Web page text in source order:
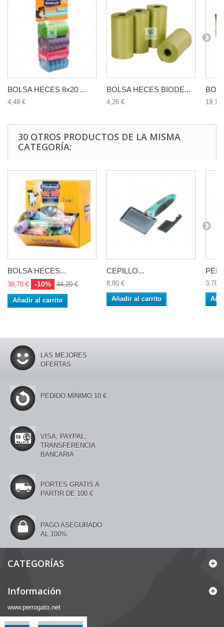
BOLSA HECES 8x20 ...
4,49 €
BOLSA HECES BIODE...
4,26 € 19,10
30 OTROS PRODUCTOS DE LA MISMA
CATEGORÍA:
BOLSA HECES...
39,78 € -10% 44,20 €
Añadir al carrito
CEPILLO...
8,80 €
Añadir al carrito
3,70 €
LAS MEJORES
OFERTAS
PEDIDO MÍNIMO 10 €
VISA, PAYPAL,
TRANSFERENCIA
BANCARIA
PORTES GRATIS A
PARTIR DE 100 €
PAGO ASEGURADO
AL 100%
CATEGORÍAS
Información
www.perrogato.net